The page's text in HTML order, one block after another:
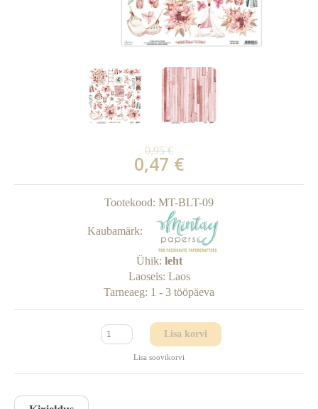
0,95 €
0,47 €
Tootekood: MT-BLT-09
Kaubamärk:
Ühik: leht
Laoseis: Laos
Tarneaeg: 1 - 3 tööpäeva
Lisa korvi
Lisa soovikorvi